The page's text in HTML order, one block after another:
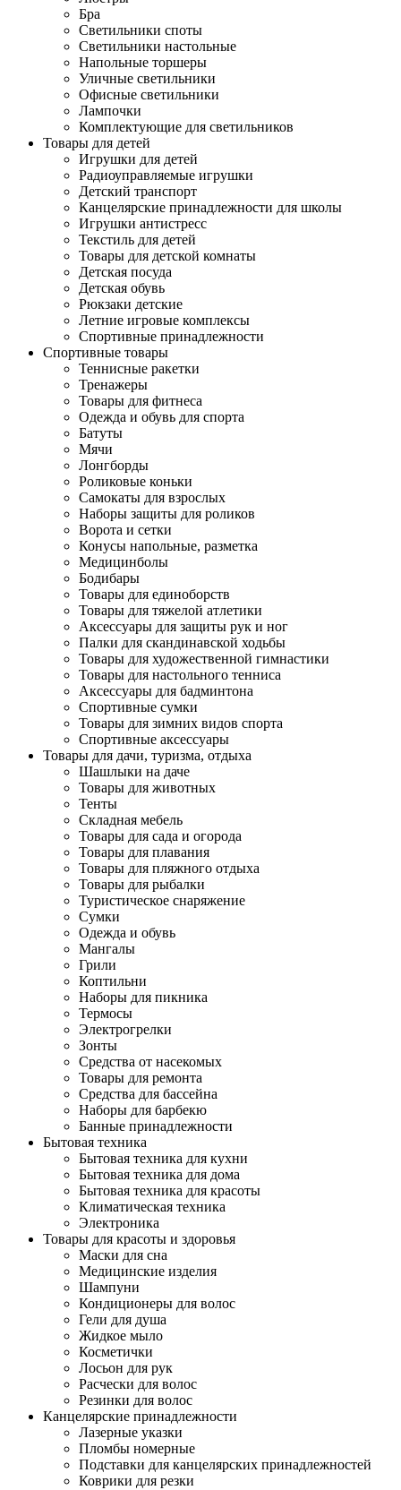
Бра
Светильники споты
Светильники настольные
Напольные торшеры
Уличные светильники
Офисные светильники
Лампочки
Комплектующие для светильников
Товары для детей
Игрушки для детей
Радиоуправляемые игрушки
Детский транспорт
Канцелярские принадлежности для школы
Игрушки антистресс
Текстиль для детей
Товары для детской комнаты
Детская посуда
Детская обувь
Рюкзаки детские
Летние игровые комплексы
Спортивные принадлежности
Спортивные товары
Теннисные ракетки
Тренажеры
Товары для фитнеса
Одежда и обувь для спорта
Батуты
Мячи
Лонгборды
Роликовые коньки
Самокаты для взрослых
Наборы защиты для роликов
Ворота и сетки
Конусы напольные, разметка
Медицинболы
Бодибары
Товары для единоборств
Товары для тяжелой атлетики
Аксессуары для защиты рук и ног
Палки для скандинавской ходьбы
Товары для художественной гимнастики
Товары для настольного тенниса
Аксессуары для бадминтона
Спортивные сумки
Товары для зимних видов спорта
Спортивные аксессуары
Товары для дачи, туризма, отдыха
Шашлыки на даче
Товары для животных
Тенты
Складная мебель
Товары для сада и огорода
Товары для плавания
Товары для пляжного отдыха
Товары для рыбалки
Туристическое снаряжение
Сумки
Одежда и обувь
Мангалы
Грили
Коптильни
Наборы для пикника
Термосы
Электрогрелки
Зонты
Средства от насекомых
Товары для ремонта
Средства для бассейна
Наборы для барбекю
Банные принадлежности
Бытовая техника
Бытовая техника для кухни
Бытовая техника для дома
Бытовая техника для красоты
Климатическая техника
Электроника
Товары для красоты и здоровья
Маски для сна
Медицинские изделия
Шампуни
Кондиционеры для волос
Гели для душа
Жидкое мыло
Косметички
Лосьон для рук
Расчески для волос
Резинки для волос
Канцелярские принадлежности
Лазерные указки
Пломбы номерные
Подставки для канцелярских принадлежностей
Коврики для резки